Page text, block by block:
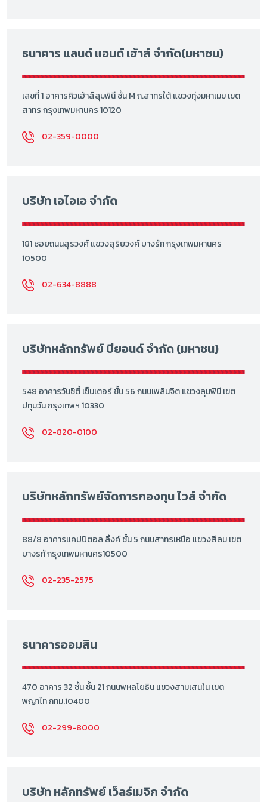
ธนาคาร แลนด์ แอนด์ เฮ้าส์ จำกัด(มหาชน)
เลขที่ 1 อาคารคิวเฮ้าส์ลุมพินี ชั้น M ถ.สาทรใต้ แขวงทุ่งมหาเมฆ เขต
สาทร กรุงเทพมหานคร 10120
02-359-0000
บริษัท เอไอเอ จำกัด
181 ซอยถนนสุรวงศ์ แขวงสุริยวงศ์ บางรัก กรุงเทพมหานคร
10500
02-634-8888
บริษัทหลักทรัพย์ บียอนด์ จำกัด (มหาชน)
548 อาคารวันซิตี้ เซ็นเตอร์ ชั้น 56 ถนนเพลินจิต แขวงลุมพินี เขต
ปทุมวัน กรุงเทพฯ 10330
02-820-0100
บริษัทหลักทรัพย์จัดการกองทุน ไวส์ จำกัด
88/8 อาคารแคปปิตอล ลิ้งค์ ชั้น 5 ถนนสาทรเหนือ แขวงสีลม เขต
บางรกั กรุงเทพมหานคร10500
02-235-2575
ธนาคารออมสิน
470 อาคาร 32 ชั้น ชั้น 21 ถนนพหลโยธิน แขวงสามเสนใน เขต
พญาไท กทม.10400
02-299-8000
บริษัท หลักทรัพย์ เว็ลธ์เมจิก จำกัด